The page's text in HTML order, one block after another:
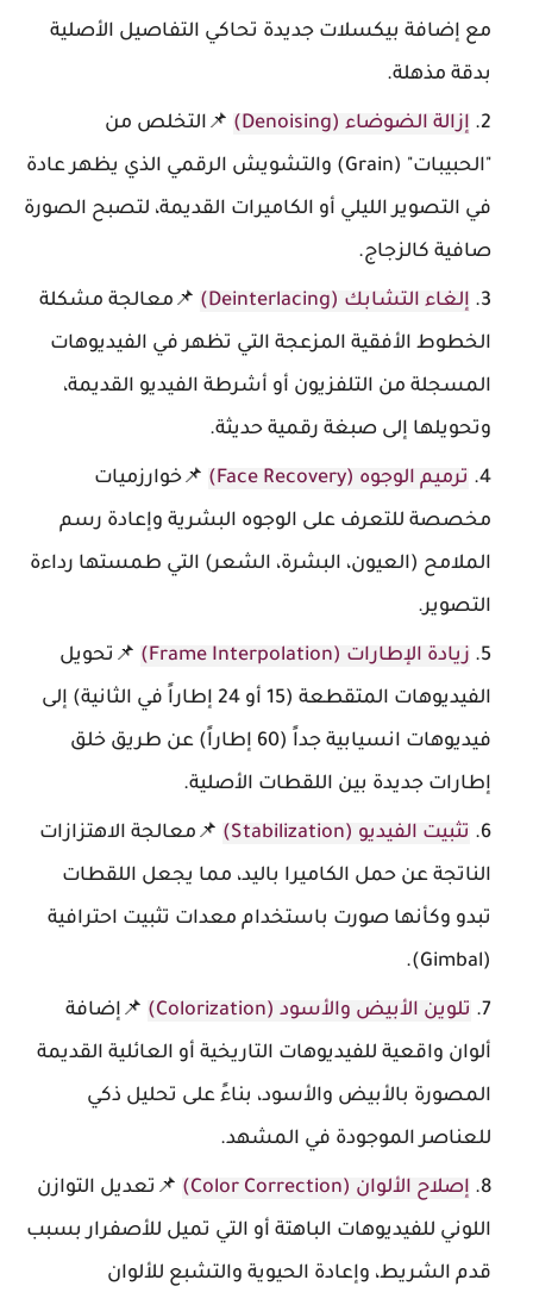
مع إضافة بيكسلات جديدة تحاكي التفاصيل الأصلية
بدقة مذهلة.
إزالة الضوضاء (Denoising)
📌التخلص من
"الحبيبات" (Grain) والتشويش الرقمي الذي يظهر عادة
في التصوير الليلي أو الكاميرات القديمة، لتصبح الصورة
صافية كالزجاج.
إلغاء التشابك (Deinterlacing)
📌معالجة مشكلة
الخطوط الأفقية المزعجة التي تظهر في الفيديوهات
المسجلة من التلفزيون أو أشرطة الفيديو القديمة،
وتحويلها إلى صبغة رقمية حديثة.
ترميم الوجوه (Face Recovery)
📌خوارزميات
مخصصة للتعرف على الوجوه البشرية وإعادة رسم
الملامح (العيون، البشرة، الشعر) التي طمستها رداءة
التصوير.
زيادة الإطارات (Frame Interpolation)
📌تحويل
الفيديوهات المتقطعة (15 أو 24 إطاراً في الثانية) إلى
فيديوهات انسيابية جداً (60 إطاراً) عن طريق خلق
إطارات جديدة بين اللقطات الأصلية.
تثبيت الفيديو (Stabilization)
📌معالجة الاهتزازات
الناتجة عن حمل الكاميرا باليد، مما يجعل اللقطات
تبدو وكأنها صورت باستخدام معدات تثبيت احترافية
(Gimbal).
تلوين الأبيض والأسود (Colorization)
📌إضافة
ألوان واقعية للفيديوهات التاريخية أو العائلية القديمة
المصورة بالأبيض والأسود، بناءً على تحليل ذكي
للعناصر الموجودة في المشهد.
إصلاح الألوان (Color Correction)
📌تعديل التوازن
اللوني للفيديوهات الباهتة أو التي تميل للأصفرار بسبب
قدم الشريط، وإعادة الحيوية والتشبع للألوان